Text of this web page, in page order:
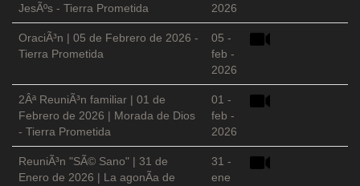
JesÃºs - Tierra Prometida
2026
OraciÃ³n | 05 de Febrero de 2026 -
Tierra Prometida
05 -
feb -
2026
2Âª ReuniÃ³n familiar | 01 de
Febrero de 2026 | Morada de Dios
- Tierra Prometida
01 -
feb -
2026
ReuniÃ³n "SÃ© Sano" | 31 de
Enero de 2026 | La agonÃ­a de
31 -
ene